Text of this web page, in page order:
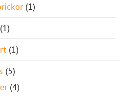
(1)
(1)
(1)
(5)
(4)